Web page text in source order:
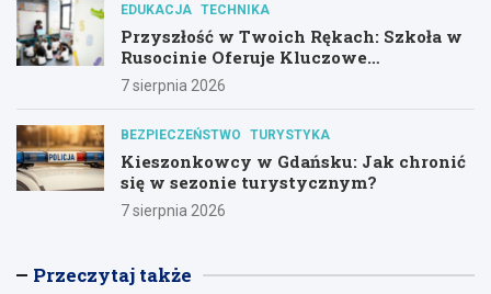
EDUKACJA TECHNIKA
Przyszłość w Twoich Rękach: Szkoła w
Rusocinie Oferuje Kluczowe
Umiejętności
7 sierpnia 2026
BEZPIECZEŃSTWO TURYSTYKA
Kieszonkowcy w Gdańsku: Jak chronić
się w sezonie turystycznym?
7 sierpnia 2026
Przeczytaj także